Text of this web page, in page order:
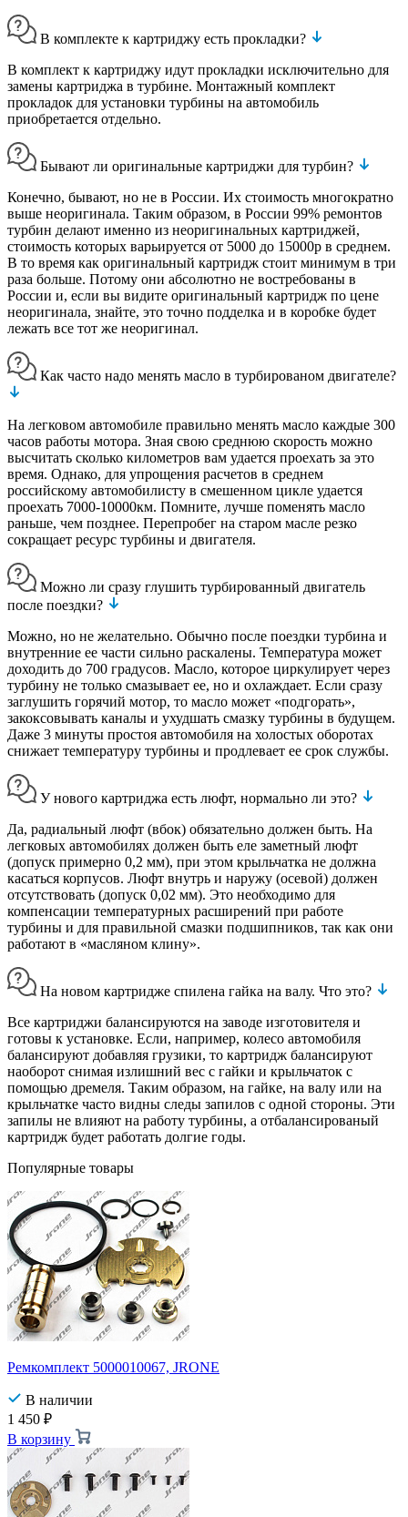
В комплекте к картриджу есть прокладки?
В комплект к картриджу идут прокладки исключительно для
замены картриджа в турбине. Монтажный комплект
прокладок для установки турбины на автомобиль
приобретается отдельно.
Бывают ли оригинальные картриджи для турбин?
Конечно, бывают, но не в России. Их стоимость многократно
выше неоригинала. Таким образом, в России 99% ремонтов
турбин делают именно из неоригинальных картриджей,
стоимость которых варьируется от 5000 до 15000р в среднем.
В то время как оригинальный картридж стоит минимум в три
раза больше. Потому они абсолютно не востребованы в
России и, если вы видите оригинальный картридж по цене
неоригинала, знайте, это точно подделка и в коробке будет
лежать все тот же неоригинал.
Как часто надо менять масло в турбированом двигателе?
На легковом автомобиле правильно менять масло каждые 300
часов работы мотора. Зная свою среднюю скорость можно
высчитать сколько километров вам удается проехать за это
время. Однако, для упрощения расчетов в среднем
российскому автомобилисту в смешенном цикле удается
проехать 7000-10000км. Помните, лучше поменять масло
раньше, чем позднее. Перепробег на старом масле резко
сокращает ресурс турбины и двигателя.
Можно ли сразу глушить турбированный двигатель
после поездки?
Можно, но не желательно. Обычно после поездки турбина и
внутренние ее части сильно раскалены. Температура может
доходить до 700 градусов. Масло, которое циркулирует через
турбину не только смазывает ее, но и охлаждает. Если сразу
заглушить горячий мотор, то масло может «подгорать»,
закоксовывать каналы и ухудшать смазку турбины в будущем.
Даже 3 минуты простоя автомобиля на холостых оборотах
снижает температуру турбины и продлевает ее срок службы.
У нового картриджа есть люфт, нормально ли это?
Да, радиальный люфт (вбок) обязательно должен быть. На
легковых автомобилях должен быть еле заметный люфт
(допуск примерно 0,2 мм), при этом крыльчатка не должна
касаться корпусов. Люфт внутрь и наружу (осевой) должен
отсутствовать (допуск 0,02 мм). Это необходимо для
компенсации температурных расширений при работе
турбины и для правильной смазки подшипников, так как они
работают в «масляном клину».
На новом картридже спилена гайка на валу. Что это?
Все картриджи балансируются на заводе изготовителя и
готовы к установке. Если, например, колесо автомобиля
балансируют добавляя грузики, то картридж балансируют
наоборот снимая излишний вес с гайки и крыльчаток с
помощью дремеля. Таким образом, на гайке, на валу или на
крыльчатке часто видны следы запилов с одной стороны. Эти
запилы не влияют на работу турбины, а отбалансированый
картридж будет работать долгие годы.
Популярные товары
Ремкомплект 5000010067, JRONE
В наличии
1 450 ₽
В корзину